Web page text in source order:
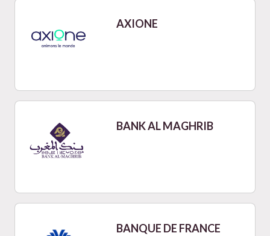
AXIONE
BANK AL MAGHRIB
BANQUE DE FRANCE